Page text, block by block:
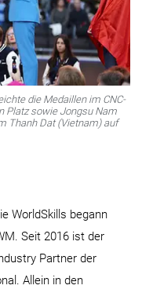
die Medaillen im CNC-
Platz sowie Jongsu Nam
Thanh Dat (Vietnam) auf
WorldSkills begann
Seit 2016 ist der
Partner der
Allein in den